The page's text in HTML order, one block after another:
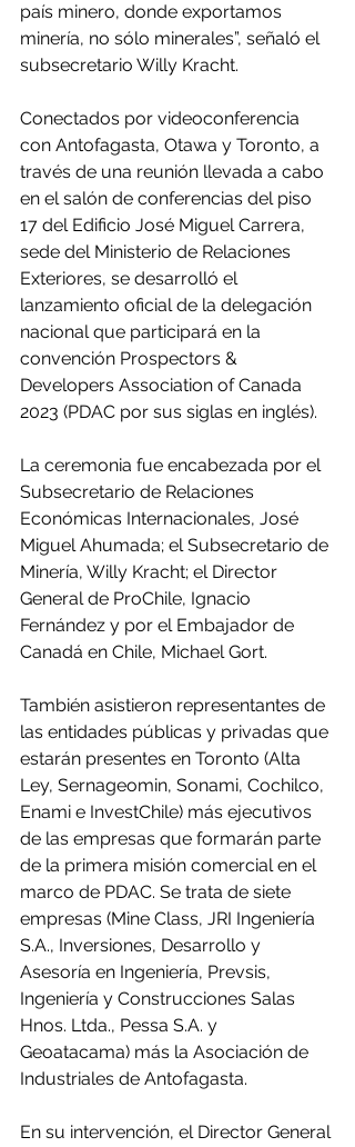
país minero, donde exportamos
minería, no sólo minerales”, señaló el
subsecretario Willy Kracht.
Conectados por videoconferencia
con Antofagasta, Otawa y Toronto, a
través de una reunión llevada a cabo
en el salón de conferencias del piso
17 del Edificio José Miguel Carrera,
sede del Ministerio de Relaciones
Exteriores, se desarrolló el
lanzamiento oficial de la delegación
nacional que participará en la
convención Prospectors &
Developers Association of Canada
2023 (PDAC por sus siglas en inglés).
La ceremonia fue encabezada por el
Subsecretario de Relaciones
Económicas Internacionales, José
Miguel Ahumada; el Subsecretario de
Minería, Willy Kracht; el Director
General de ProChile, Ignacio
Fernández y por el Embajador de
Canadá en Chile, Michael Gort.
También asistieron representantes de
las entidades públicas y privadas que
estarán presentes en Toronto (Alta
Ley, Sernageomin, Sonami, Cochilco,
Enami e InvestChile) más ejecutivos
de las empresas que formarán parte
de la primera misión comercial en el
marco de PDAC. Se trata de siete
empresas (Mine Class, JRI Ingeniería
S.A., Inversiones, Desarrollo y
Asesoría en Ingeniería, Prevsis,
Ingeniería y Construcciones Salas
Hnos. Ltda., Pessa S.A. y
Geoatacama) más la Asociación de
Industriales de Antofagasta.
En su intervención, el Director General